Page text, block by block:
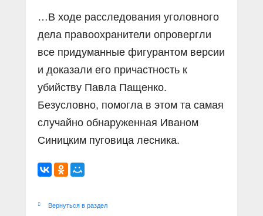
…В ходе расследования уголовного
дела правоохранители опровергли
все придуманные фигурантом версии
и доказали его причастность к
убийству Павла Пащенко.
Безусловно, помогла в этом та самая
случайно обнаруженная Иваном
Синицким пуговица лесника.
Вернуться в раздел